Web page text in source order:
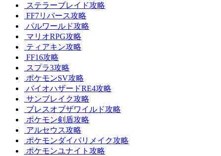
ステラーブレイド攻略
FF7リバース攻略
パルワールド攻略
マリオRPG攻略
ティアキン攻略
FF16攻略
スプラ3攻略
ポケモンSV攻略
バイオハザードRE4攻略
サンブレイク攻略
ブレスオブザワイルド攻略
ポケモン剣盾攻略
アルセウス攻略
ポケモンダイパリメイク攻略
ポケモンユナイト攻略